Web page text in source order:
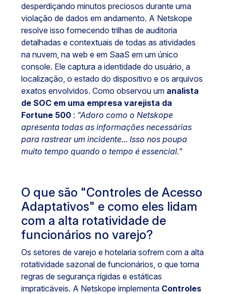
desperdiçando minutos preciosos durante uma
violação de dados em andamento. A Netskope
resolve isso fornecendo trilhas de auditoria
detalhadas e contextuais de todas as atividades
na nuvem, na web e em SaaS em um único
console. Ele captura a identidade do usuário, a
localização, o estado do dispositivo e os arquivos
exatos envolvidos. Como observou um analista
de SOC em uma empresa varejista da
Fortune 500 : "Adoro como o Netskope
apresenta todas as informações necessárias
para rastrear um incidente... Isso nos poupa
muito tempo quando o tempo é essencial."
O que são "Controles de Acesso
Adaptativos" e como eles lidam
com a alta rotatividade de
funcionários no varejo?
Os setores de varejo e hotelaria sofrem com a alta
rotatividade sazonal de funcionários, o que torna
regras de segurança rígidas e estáticas
impraticáveis. A Netskope implementa Controles